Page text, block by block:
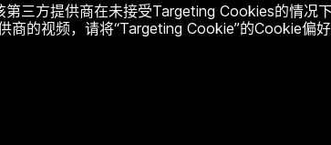
第三方提供商在未接受Targeting Cookies的情况
商的视频，请将“Targeting Cookie”的Cookie偏好